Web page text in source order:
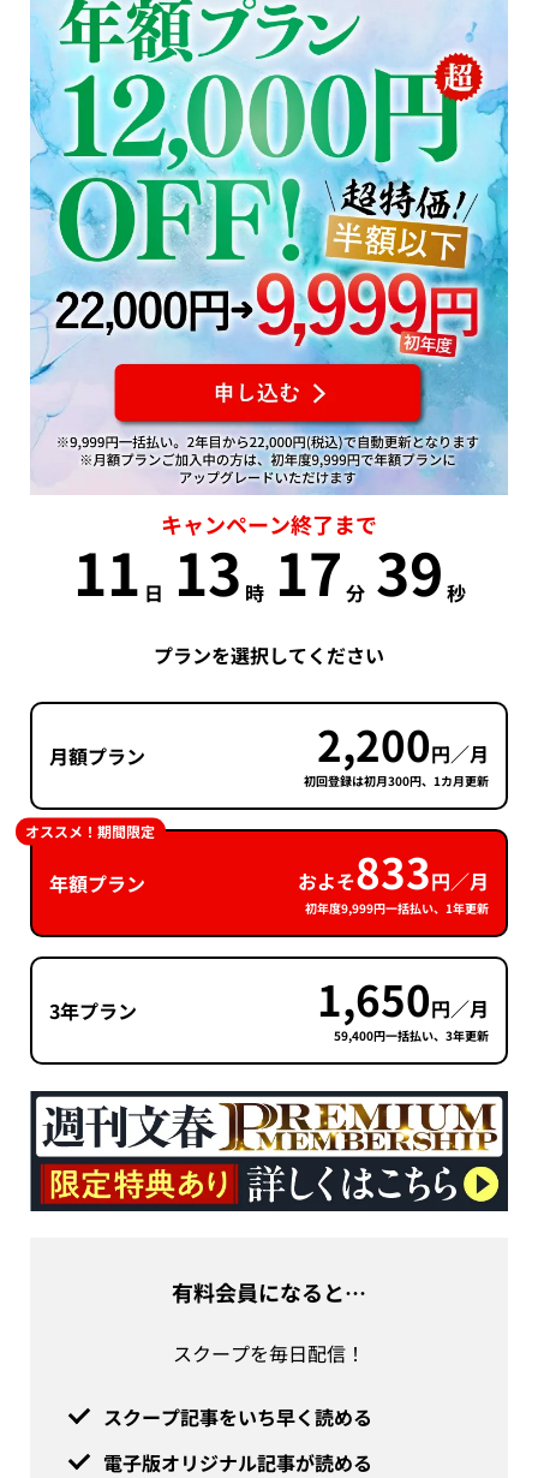
キャンペーン終了まで
11 日 13 時 17 分 39 秒
プランを選択してください
月額プラン 2,200円／月
初回登録は初月300円、1カ月更新
年額プラン およそ833円／月
初年度9,999円一括払い、1年更新
オススメ！期間限定
3年プラン 1,650円／月
59,400円一括払い、3年更新
有料会員になると…
スクープを毎日配信！
スクープ記事をいち早く読める
電子版オリジナル記事が読める